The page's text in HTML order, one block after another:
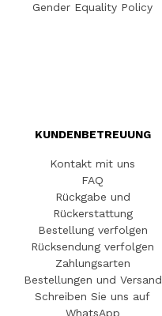
Gender Equality Policy
KUNDENBETREUUNG
Kontakt mit uns
FAQ
Rückgabe und
Rückerstattung
Bestellung verfolgen
Rücksendung verfolgen
Zahlungsarten
Bestellungen und Versand
Schreiben Sie uns auf
WhatsApp